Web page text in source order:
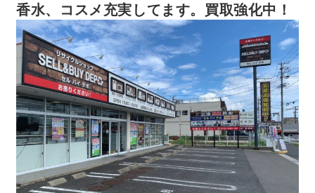
香水、コスメ充実してます。買取強化中！